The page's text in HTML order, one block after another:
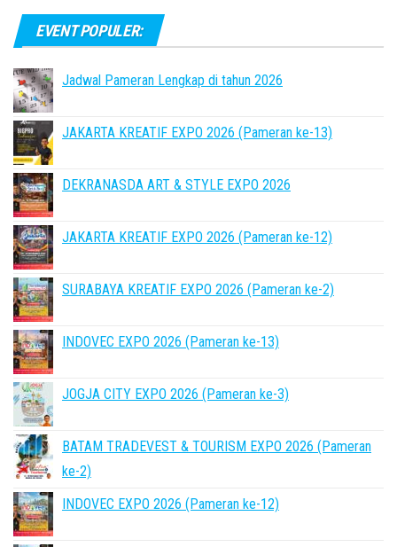
EVENT POPULER:
Jadwal Pameran Lengkap di tahun 2026
JAKARTA KREATIF EXPO 2026 (Pameran ke-13)
DEKRANASDA ART & STYLE EXPO 2026
JAKARTA KREATIF EXPO 2026 (Pameran ke-12)
SURABAYA KREATIF EXPO 2026 (Pameran ke-2)
INDOVEC EXPO 2026 (Pameran ke-13)
JOGJA CITY EXPO 2026 (Pameran ke-3)
BATAM TRADEVEST & TOURISM EXPO 2026 (Pameran
ke-2)
INDOVEC EXPO 2026 (Pameran ke-12)